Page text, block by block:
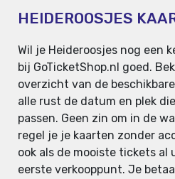
HEIDEROOSJES
Wil je Heideroosjes nog een
bij GoTicketShop.nl goed.
overzicht van de
alle rust de datum en plek
passen. Geen zin om in de
regel je je kaarten zonder
ook als de mooiste tickets
eerste verkooppunt. Je